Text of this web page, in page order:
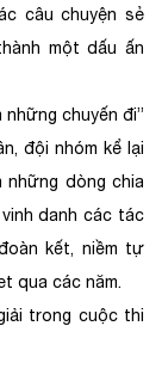
câu chuyện sẻ
một dấu ấn
chuyến đi”
đội nhóm kể lại
những dòng chia
danh các tác
kết, niềm tự
qua các năm.
trong cuộc thi